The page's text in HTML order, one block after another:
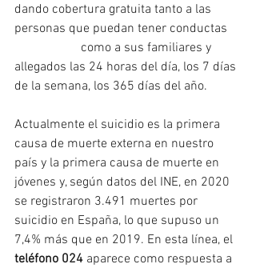
dando cobertura gratuita tanto a las
personas que puedan tener conductas
como a sus familiares y
allegados las 24 horas del día, los 7 días
de la semana, los 365 días del año.
Actualmente el suicidio es la primera
causa de muerte externa en nuestro
país y la primera causa de muerte en
jóvenes y, según datos del INE, en 2020
se registraron 3.491 muertes por
suicidio en España, lo que supuso un
7,4% más que en 2019. En esta línea, el
teléfono 024 aparece como respuesta a